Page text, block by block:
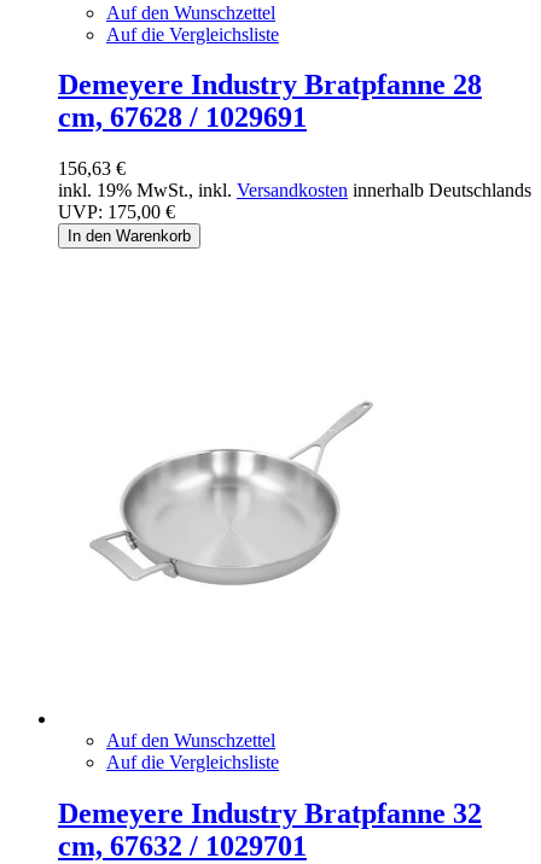
Auf den Wunschzettel
Auf die Vergleichsliste
Demeyere Industry Bratpfanne 28
cm, 67628 / 1029691
156,63 €
inkl. 19% MwSt., inkl. Versandkosten innerhalb Deutschlands
UVP: 175,00 €
In den Warenkorb
Auf den Wunschzettel
Auf die Vergleichsliste
Demeyere Industry Bratpfanne 32
cm, 67632 / 1029701